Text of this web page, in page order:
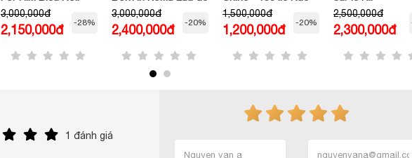
EDP
3,000,000đ
2,150,000đ
-28%
Toilette
3,000,000đ
2,400,000đ
-20%
Lipstick -màu đào
nude
1,500,000đ
1,200,000đ
-20%
2,500,000đ
2,300,000đ
1 đánh giá